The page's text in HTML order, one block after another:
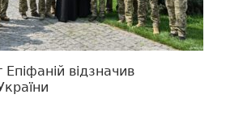
відзначив